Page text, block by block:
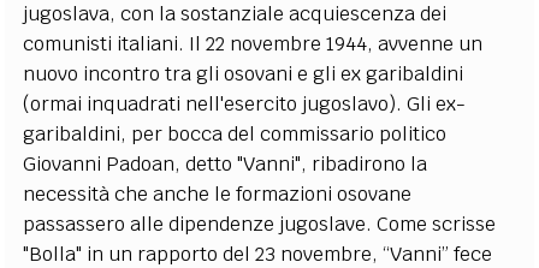
jugoslava, con la sostanziale acquiescenza dei
comunisti italiani. Il 22 novembre 1944, avvenne un
nuovo incontro tra gli osovani e gli ex garibaldini
(ormai inquadrati nell'esercito jugoslavo). Gli ex-
garibaldini, per bocca del commissario politico
Giovanni Padoan, detto "Vanni", ribadirono la
necessità che anche le formazioni osovane
passassero alle dipendenze jugoslave. Come scrisse
"Bolla" in un rapporto del 23 novembre, “Vanni” fece